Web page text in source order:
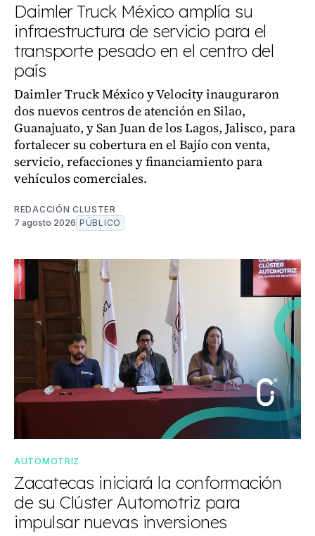
Daimler Truck México amplía su
infraestructura de servicio para el
transporte pesado en el centro del
país
Daimler Truck México y Velocity inauguraron
dos nuevos centros de atención en Silao,
Guanajuato, y San Juan de los Lagos, Jalisco, para
fortalecer su cobertura en el Bajío con venta,
servicio, refacciones y financiamiento para
vehículos comerciales.
REDACCIÓN CLUSTER
7 agosto 2026 PÚBLICO
AUTOMOTRIZ
Zacatecas iniciará la conformación
de su Clúster Automotriz para
impulsar nuevas inversiones